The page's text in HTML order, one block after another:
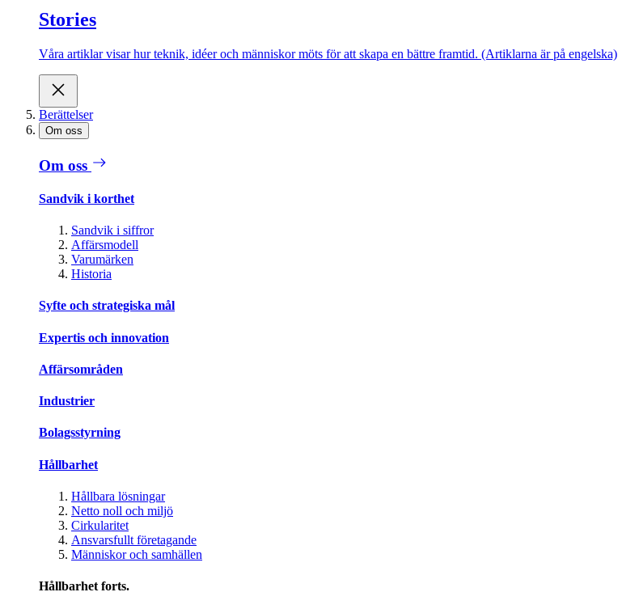
Stories
Våra artiklar visar hur teknik, idéer och människor möts för att skapa en bättre framtid. (Artiklarna är på engelska)
Berättelser
Om oss
Om oss
Sandvik i korthet
Sandvik i siffror
Affärsmodell
Varumärken
Historia
Syfte och strategiska mål
Expertis och innovation
Affärsområden
Industrier
Bolagsstyrning
Hållbarhet
Hållbara lösningar
Netto noll och miljö
Cirkularitet
Ansvarsfullt företagande
Människor och samhällen
Hållbarhet forts.